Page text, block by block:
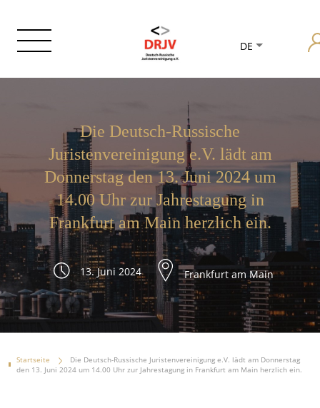
DE
Die Deutsch-Russische
Juristenvereinigung e.V. lädt am
Donnerstag den 13. Juni 2024 um
14.00 Uhr zur Jahrestagung in
Frankfurt am Main herzlich ein.
13. Juni 2024 Frankfurt am Main
Startseite
Die Deutsch-Russische Juristenvereinigung e.V. lädt am Donnerstag
den 13. Juni 2024 um 14.00 Uhr zur Jahrestagung in Frankfurt am Main herzlich ein.